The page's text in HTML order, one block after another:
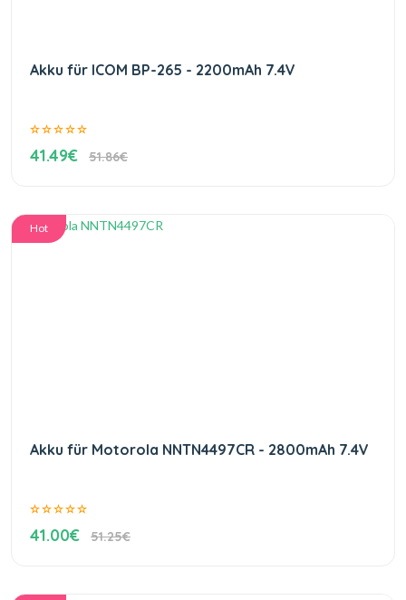
Akku für ICOM BP-265 - 2200mAh 7.4V
41.49€ 51.86€
Hot
Akku für Motorola NNTN4497CR - 2800mAh 7.4V
41.00€ 51.25€